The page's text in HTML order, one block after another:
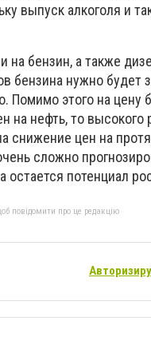
выпуск алкоголя и
бензин, а также
бензина нужно будет
Помимо этого на цену
на нефть, то
снижение цен на
сложно
потенциал
повідомити про це редакцію